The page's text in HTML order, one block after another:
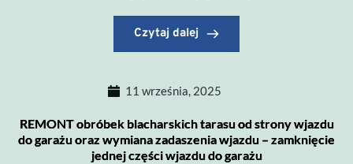
Czytaj dalej
11 września, 2025
REMONT obróbek blacharskich tarasu od strony wjazdu
do garażu oraz wymiana zadaszenia wjazdu – zamknięcie
jednej części wjazdu do garażu